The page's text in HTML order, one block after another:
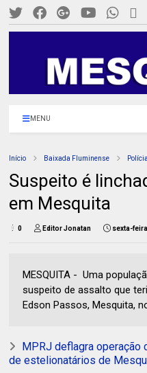
MENU
Início Baixada Fluminense Polícia
Suspeito é
em Mesquita
0 Editor Jonatan sexta-
MESQUITA - Uma
suspeito de assalto que
Edson Passos, Mesquita,
MPRJ deflagra operação
de estelionatários de